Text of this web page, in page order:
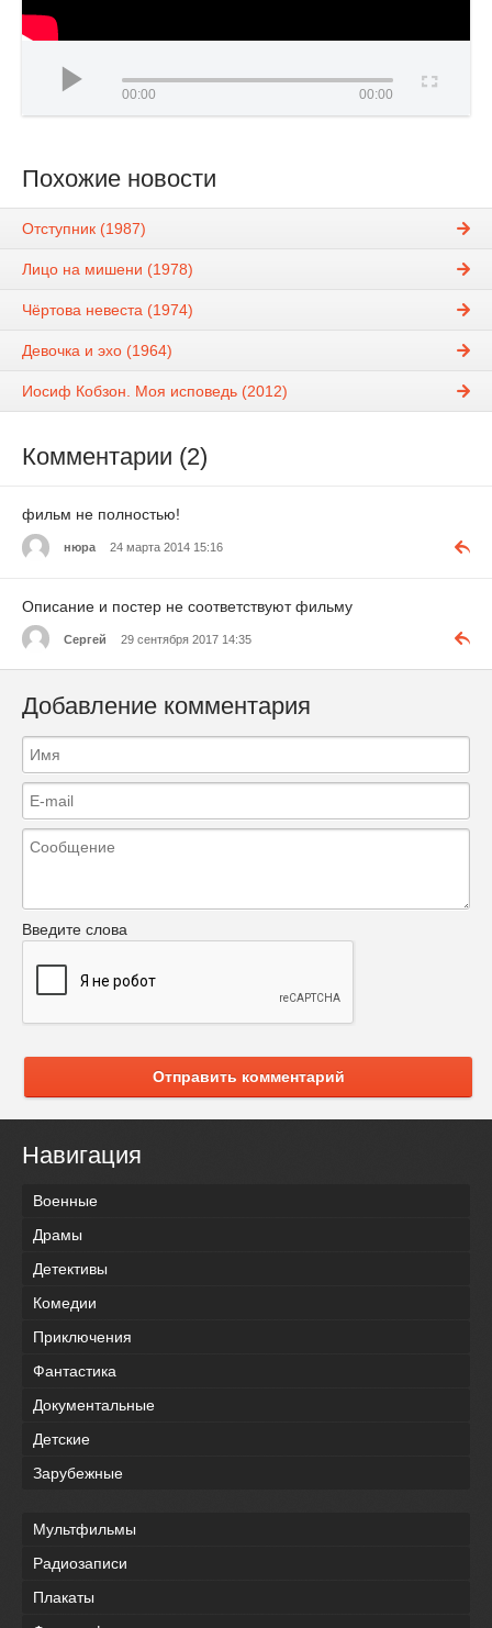
00:00 00:00
Похожие новости
Отступник (1987)
Лицо на мишени (1978)
Чёртова невеста (1974)
Девочка и эхо (1964)
Иосиф Кобзон. Моя исповедь (2012)
Комментарии (2)
фильм не полностью!
нюра 24 марта 2014 15:16
Описание и постер не соответствуют фильму
Сергей 29 сентября 2017 14:35
Добавление комментария
Введите слова
Отправить комментарий
Навигация
Военные
Драмы
Детективы
Комедии
Приключения
Фантастика
Документальные
Детские
Зарубежные
Мультфильмы
Радиозаписи
Плакаты